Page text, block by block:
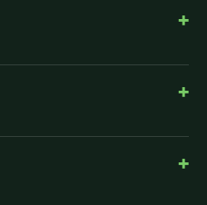
+
+
+